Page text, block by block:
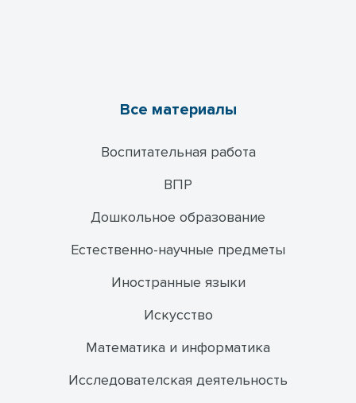
Все материалы
Воспитательная работа
ВПР
Дошкольное образование
Естественно-научные предметы
Иностранные языки
Искусство
Математика и информатика
Исследователская деятельность